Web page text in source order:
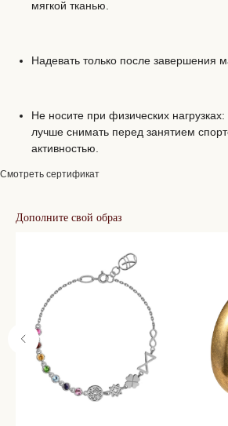
мягкой тканью.
Надевать только после завершения
Не носите при физических
лучше снимать перед занятием
активностью.
Смотреть сертификат
Дополните свой образ